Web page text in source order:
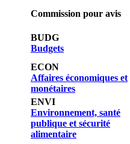
Commission pour avis
BUDG
Budgets
ECON
Affaires économiques et
monétaires
ENVI
Environnement, santé
publique et sécurité
alimentaire